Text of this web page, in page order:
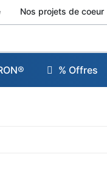
Nos projets de coeur
% Offres